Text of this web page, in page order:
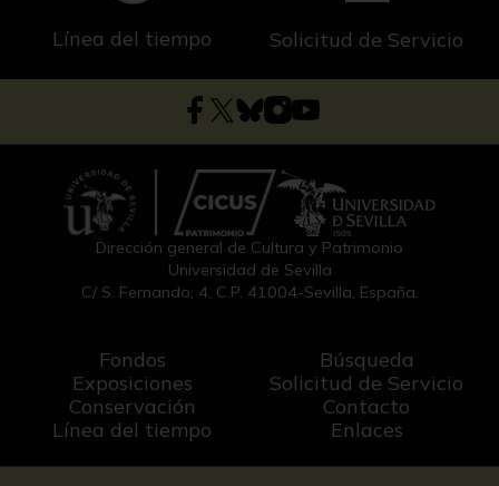
Línea del tiempo Solicitud de Servicio
Dirección general de Cultura y Patrimonio
Universidad de Sevilla
C/ S. Fernando, 4, C.P. 41004-Sevilla, España.
Fondos
Exposiciones
Conservación
Línea del tiempo
Búsqueda
Solicitud de Servicio
Contacto
Enlaces